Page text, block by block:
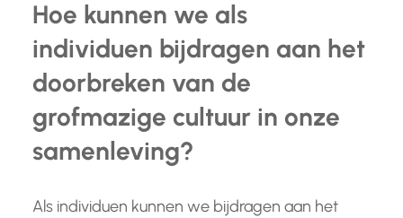
Hoe kunnen we als
individuen bijdragen aan het
doorbreken van de
grofmazige cultuur in onze
samenleving?
Als individuen kunnen we bijdragen aan het